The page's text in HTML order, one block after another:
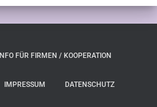
INFO FÜR FIRMEN / KOOPERATION
IMPRESSUM DATENSCHUTZ